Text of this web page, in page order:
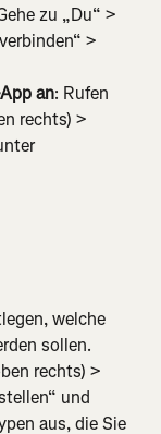
zu „Du“ >
>
an: Rufen
rechts) >
welche
sollen.
rechts) >
und
aus, die Sie